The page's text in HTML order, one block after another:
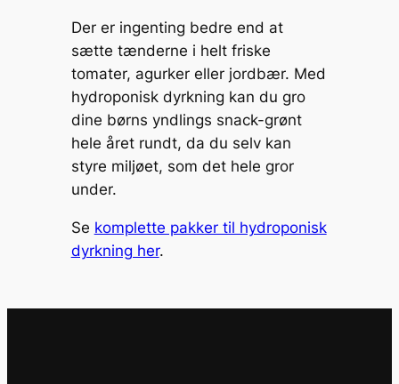
Der er ingenting bedre end at
sætte tænderne i helt friske
tomater, agurker eller jordbær. Med
hydroponisk dyrkning kan du gro
dine børns yndlings snack-grønt
hele året rundt, da du selv kan
styre miljøet, som det hele gror
under.
Se komplette pakker til hydroponisk
dyrkning her.